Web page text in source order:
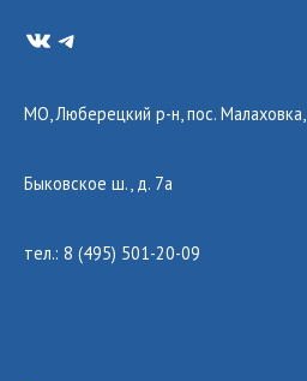
VKTelegram
МО, Люберецкий р-н, пос. Малаховка,
Быковское ш., д. 7а
тел.: 8 (495) 501-20-09